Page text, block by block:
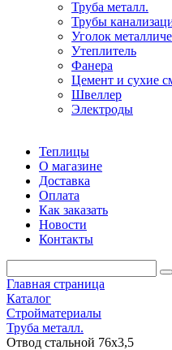
Труба металл.
Трубы
Уголок
Утеплитель
Фанера
Цемент и сухие
Швеллер
Электроды
Теплицы
О магазине
Доставка
Оплата
Как заказать
Новости
Контакты
Главная страница
Каталог
Стройматериалы
Труба металл.
Отвод стальной 76х3,5